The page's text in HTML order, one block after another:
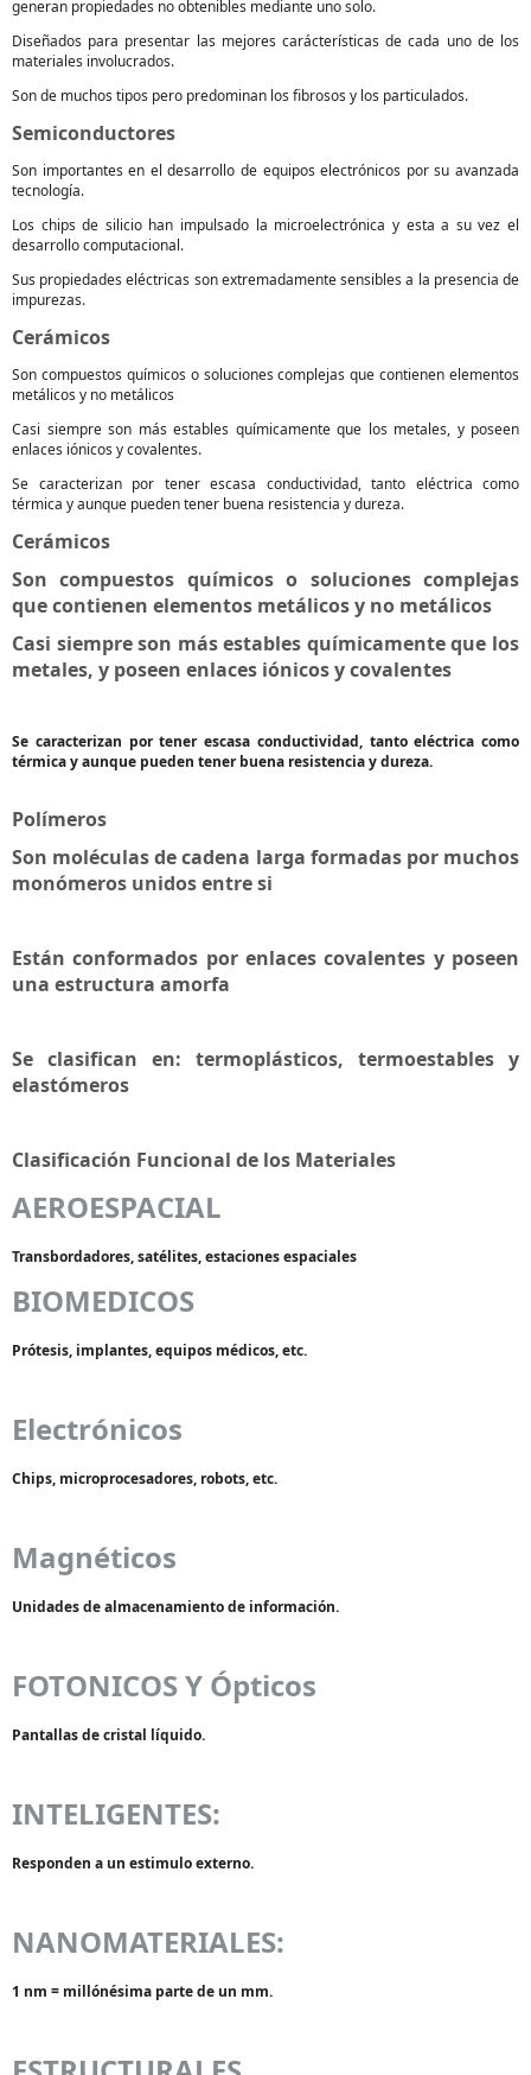
generan propiedades no obtenibles mediante uno solo.
Diseñados para presentar las mejores carácterísticas de cada uno de los
materiales involucrados.
Son de muchos tipos pero predominan los fibrosos y los particulados.
Semiconductores
Son importantes en el desarrollo de equipos electrónicos por su avanzada
tecnología.
Los chips de silicio han impulsado la microelectrónica y esta a su vez el
desarrollo computacional.
Sus propiedades eléctricas son extremadamente sensibles a la presencia de
impurezas.
Cerámicos
Son compuestos químicos o soluciones complejas que contienen elementos
metálicos y no metálicos
Casi siempre son más estables químicamente que los metales, y poseen
enlaces iónicos y covalentes.
Se caracterizan por tener escasa conductividad, tanto eléctrica como
térmica y aunque pueden tener buena resistencia y dureza.
Cerámicos
Son compuestos químicos o soluciones complejas
que contienen elementos metálicos y no metálicos
Casi siempre son más estables químicamente que los
metales, y poseen enlaces iónicos y covalentes
Se caracterizan por tener escasa conductividad, tanto eléctrica como
térmica y aunque pueden tener buena resistencia y dureza.
Polímeros
Son moléculas de cadena larga formadas por muchos
monómeros unidos entre si
Están conformados por enlaces covalentes y poseen
una estructura amorfa
Se clasifican en: termoplásticos, termoestables y
elastómeros
Clasificación Funcional de los Materiales
AEROESPACIAL
Transbordadores, satélites, estaciones espaciales
BIOMEDICOS
Prótesis, implantes, equipos médicos, etc.
Electrónicos
Chips, microprocesadores, robots, etc.
Magnéticos
Unidades de almacenamiento de información.
FOTONICOS Y Ópticos
Pantallas de cristal líquido.
INTELIGENTES:
Responden a un estimulo externo.
NANOMATERIALES:
1 nm = millónésima parte de un mm.